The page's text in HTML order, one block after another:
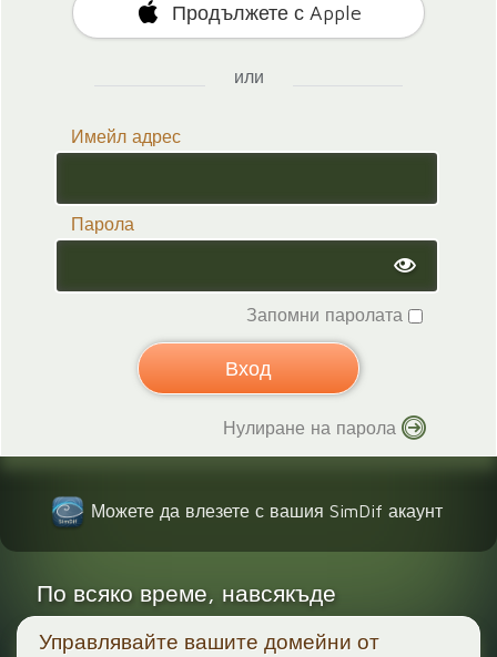
Продължете с Apple
или
Имейл адрес
Парола
Запомни паролата
Нулиране на парола
Можете да влезете с вашия SimDif акаунт
По всяко време, навсякъде
Управлявайте вашите домейни от